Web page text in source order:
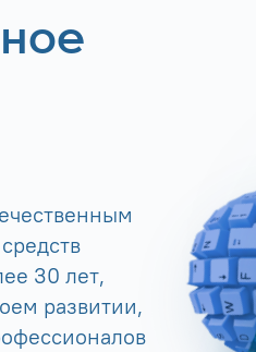
30 лет,
развитии,